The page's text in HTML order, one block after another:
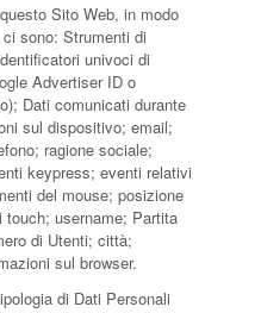
Sito Web, in modo
sono: Strumenti di
univoci di
Advertiser ID o
Dati comunicati durante
sul dispositivo; email;
ragione sociale;
keypress; eventi relativi
del mouse; posizione
username; Partita
di Utenti; città;
sul browser.
di Dati Personali